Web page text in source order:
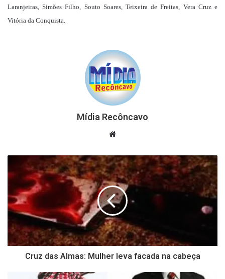
Laranjeiras, Simões Filho, Souto Soares, Teixeira de Freitas, Vera Cruz e
Vitória da Conquista.
Mídia Recôncavo
Website
Cruz das Almas: Mulher leva facada na cabeça